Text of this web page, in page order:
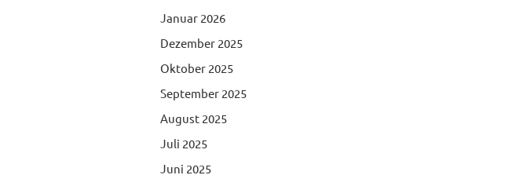
Januar 2026
Dezember 2025
Oktober 2025
September 2025
August 2025
Juli 2025
Juni 2025